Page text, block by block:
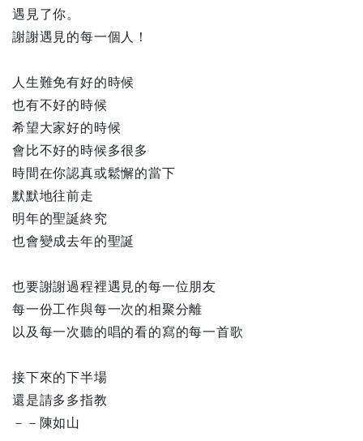
遇見了你。
謝謝遇見的每一個人！
人生難免有好的時候
也有不好的時候
希望大家好的時候
會比不好的時候多很多
時間在你認真或鬆懈的當下
默默地往前走
明年的聖誕終究
也會變成去年的聖誕
也要謝謝過程裡遇見的每一位朋友
每一份工作與每一次的相聚分離
以及每一次聽的唱的看的寫的每一首歌
接下來的下半場
還是請多多指教
－－陳如山